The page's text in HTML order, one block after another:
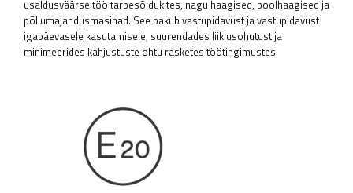
usaldusväärse töö tarbesõidukites, nagu haagised, poolhaagised ja
põllumajandusmasinad. See pakub vastupidavust ja vastupidavust
igapäevasele kasutamisele, suurendades liiklusohutust ja
minimeerides kahjustuste ohtu rasketes töötingimustes.